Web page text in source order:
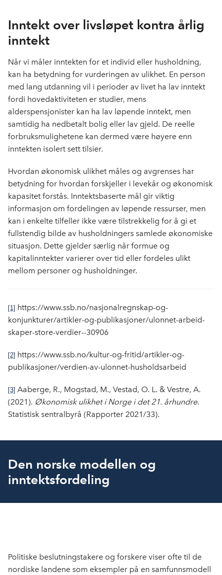
Inntekt over livsløpet kontra årlig
inntekt
Når vi måler inntekten for et individ eller husholdning,
kan ha betydning for vurderingen av ulikhet. En person
med lang utdanning vil i perioder av livet ha lav inntekt
fordi hovedaktiviteten er studier, mens
alderspensjonister kan ha lav løpende inntekt, men
samtidig ha nedbetalt bolig eller lav gjeld. De reelle
forbruksmulighetene kan dermed være høyere enn
inntekten isolert sett tilsier.
Hvordan økonomisk ulikhet måles og avgrenses har
betydning for hvordan forskjeller i levekår og økonomisk
kapasitet forstås. Inntektsbaserte mål gir viktig
informasjon om fordelingen av løpende ressurser, men
kan i enkelte tilfeller ikke være tilstrekkelig for å gi et
fullstendig bilde av husholdningers samlede økonomiske
situasjon. Dette gjelder særlig når formue og
kapitalinntekter varierer over tid eller fordeles ulikt
mellom personer og husholdninger.
[1] https://www.ssb.no/nasjonalregnskap-og-
konjunkturer/artikler-og-publikasjoner/ulonnet-arbeid-
skaper-store-verdier--30906
[2] https://www.ssb.no/kultur-og-fritid/artikler-og-
publikasjoner/verdien-av-ulonnet-husholdsarbeid
[3] Aaberge, R., Mogstad, M., Vestad, O. L. & Vestre, A.
(2021). Økonomisk ulikhet i Norge i det 21. århundre.
Statistisk sentralbyrå (Rapporter 2021/33).
Den norske modellen og
inntektsfordeling
Politiske beslutningstakere og forskere viser ofte til de
nordiske landene som eksempler på en samfunnsmodell